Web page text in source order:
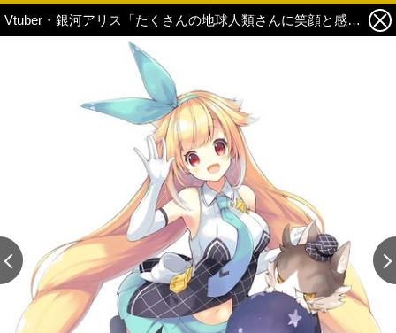
Vtuber・銀河アリス「たくさんの地球人類さんに笑顔と感動を届けたいですっ！」【インタビュー】 1枚目の写真・画像